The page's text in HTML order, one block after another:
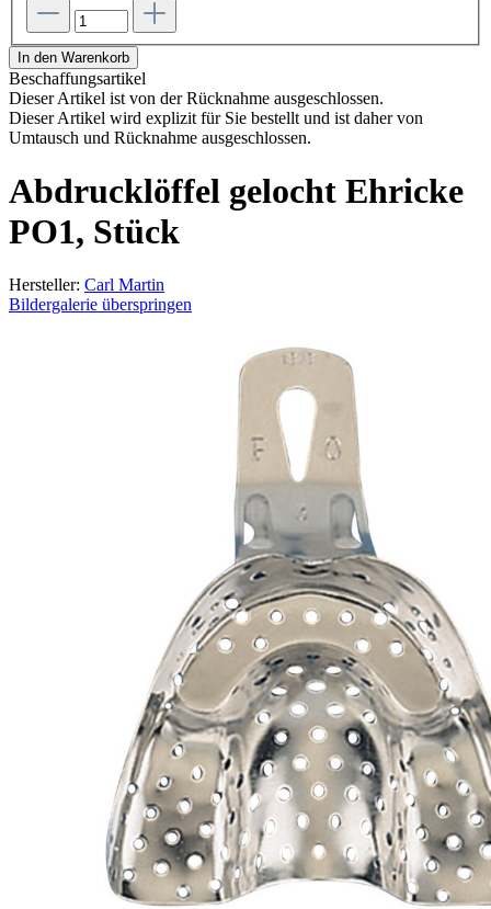
In den Warenkorb
Beschaffungsartikel
Dieser Artikel ist von der Rücknahme ausgeschlossen.
Dieser Artikel wird explizit für Sie bestellt und ist daher von
Umtausch und Rücknahme ausgeschlossen.
Abdrucklöffel gelocht Ehricke
PO1, Stück
Hersteller: Carl Martin
Bildergalerie überspringen